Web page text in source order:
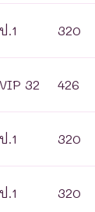
ป.1 320
VIP 32 426
ป.1 320
ป.1 320